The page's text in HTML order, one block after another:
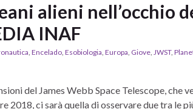
alieni nell’occhio
INAF
, Encelado, Esobiologia, Europa, Giove, JWST,
del James Webb Space Telescope, che
2018, ci sarà quella di osservare due tra le